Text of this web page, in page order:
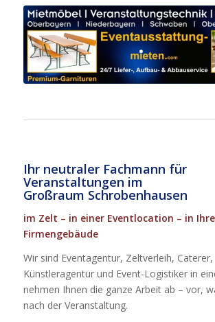
Ihr neutraler Fachmann für
Veranstaltungen im
Großraum Schrobenhausen
im Zelt – in einer Eventlocation – in
Firmengebäude
Wir sind Eventagentur, Zeltverleih, Caterer,
Künstleragentur und Event-Logistiker in
nehmen Ihnen die ganze Arbeit ab – vor,
nach der Veranstaltung.